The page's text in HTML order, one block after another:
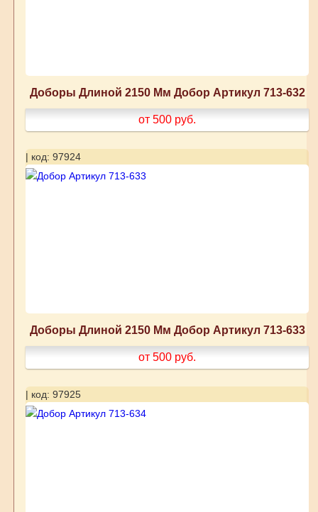
Доборы Длиной 2150 Мм Добор Артикул 713-632
от 500 руб.
| код: 97924
Доборы Длиной 2150 Мм Добор Артикул 713-633
от 500 руб.
| код: 97925